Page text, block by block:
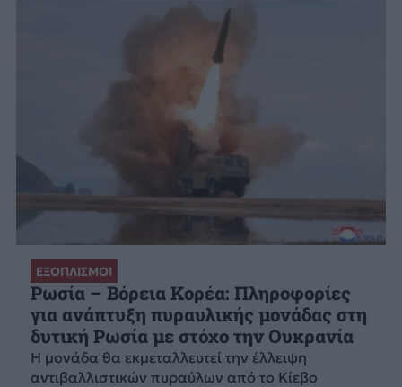
ΕΞΟΠΛΙΣΜΟΙ
Ρωσία – Βόρεια Κορέα: Πληροφορίες
για ανάπτυξη πυραυλικής μονάδας στη
δυτική Ρωσία με στόχο την Ουκρανία
Η μονάδα θα εκμεταλλευτεί την έλλειψη
αντιβαλλιστικών πυραύλων από το Κίεβο